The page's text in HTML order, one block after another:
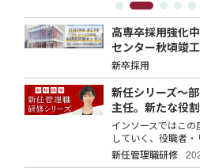
高専卒採用強化
センター秋頃竣
新卒採用
新任シリーズ～
主任。新たな役
インソースではこ
していく、役職者
新任管理職研修